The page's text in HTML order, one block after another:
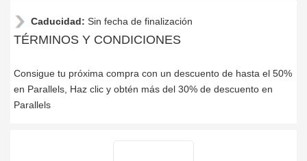
Caducidad: Sin fecha de finalización
TÉRMINOS Y CONDICIONES
Consigue tu próxima compra con un descuento de hasta el 50%
en Parallels, Haz clic y obtén más del 30% de descuento en
Parallels